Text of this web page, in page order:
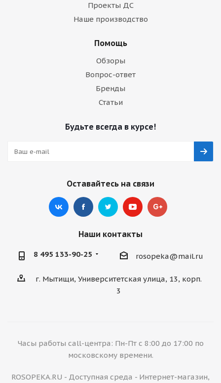
Проекты ДС
Наше производство
Помощь
Обзоры
Вопрос-ответ
Бренды
Статьи
Будьте всегда в курсе!
Оставайтесь на связи
Наши контакты
8 495 133-90-25 rosopeka@mail.ru
г. Мытищи, Университетская улица, 13, корп.
3
Часы работы call-центра: Пн-Пт с 8:00 до 17:00 по
московскому времени.
ROSOPEKA.RU - Доступная среда - Интернет-магазин,